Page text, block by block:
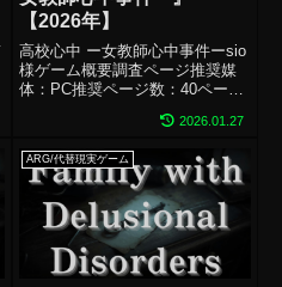
【2026年】
高校心中 ー女教師心中事件ーsio
様ゲーム概要調査ページ推奨媒
体：PC推奨ページ数：40ページ
出：微配信：OK 神瀬プレイにつ
間：4時間5分配信アーカイブ同
作者様の他作品をチェック！お
まけ...
2026.01.27
ARG/代替現実ゲーム